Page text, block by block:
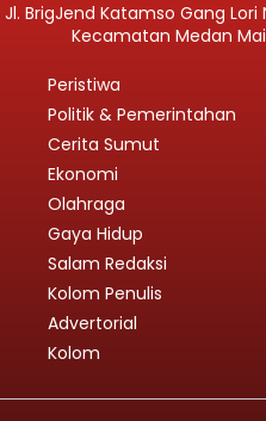
Jl. BrigJend Katamso Gang Lori
Kecamatan Medan
Peristiwa
Politik & Pemerintahan
Cerita Sumut
Ekonomi
Olahraga
Gaya Hidup
Salam Redaksi
Kolom Penulis
Advertorial
Kolom